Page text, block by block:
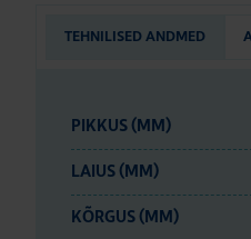
TEHNILISED ANDMED
PIKKUS (MM)
LAIUS (MM)
KÕRGUS (MM)